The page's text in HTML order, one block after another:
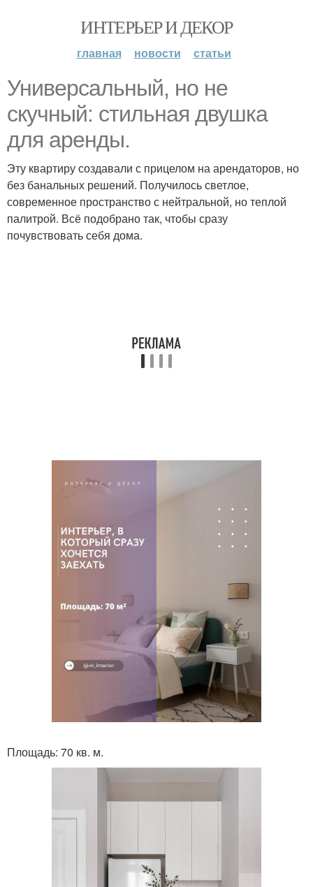
ИНТЕРЬЕР И ДЕКОР
главная новости статьи
Универсальный, но не
скучный: стильная двушка
для аренды.
Эту квартиру создавали с прицелом на арендаторов, но
без банальных решений. Получилось светлое,
современное пространство с нейтральной, но теплой
палитрой. Всё подобрано так, чтобы сразу
почувствовать себя дома.
Площадь: 70 кв. м.